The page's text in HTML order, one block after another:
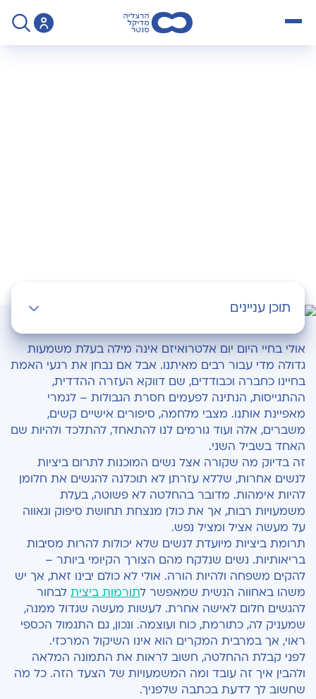
תוכן עניינים
הקריטריונים לתרומת ביציות
תהליך תרומת ביצית
התגמול הכספי
אולי בחיי היום יום אלטרואיזם אינה מילה בעלת משמעות
גדולה מדי עבור רבים מאיתנו. אבל אם נבחן את רגעי האמת
בחיינו כחברה וכבודדים, שם דווקא העזרה ההדדית,
ההתגייסות, הנתינה לפעמים חסרת הגבולות – לגמרי
מאפיינת אותנו. מצבי מלחמה, סיפורים אישיים קשים,
משברים, אלה ועוד גורמים לנו להתאחד, להתלכד ולהיות שם
האחד בשביל השני.
זה בדיוק מה שקורה אצל נשים המוכנות לתרום ביציות
לנשים אחרות, שללא עזרתן לא תוכלנה להגשים את חלומן
להיות אימהות. מדובר בהחלטה לא פשוטה, בעלת
משמעויות רבות, אך את כולן מנצחת תחושת סיפוק וגאווה
על מעשה אציל ומציל נפש.
תרומת ביציות מיועדת לנשים שלא יכולות להרות מסיבות
בריאותיות. נשים שנלקח מהם הצורך הקיומי ביותר –
להקים משפחה ולהיות הורה. אולי לא כולם יבינו זאת, אך יש
משהו באחווה הנשית שמאפשר לתורמות ביצית לבחור
להגשים חלום לאישה אחרת. לעשות מעשה שגדול ממנה,
שמעניק לה, כתורמת, כוח ועוצמה. ונכון, גם התגמול הכספי
ראוי, אך במרבית המקרים הוא אינו השיקול המרכזי.
לפני קבלת ההחלטה, חשוב לראות את התמונה המלאה
ולהבין איך זה עובד ומה המשמעויות של הצעד הזה. כל מה
שחשוב לך לדעת בכתבה שלפניך.